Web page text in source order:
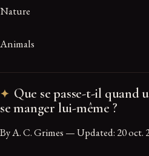
Nature
Animals
Que se passe-t-il quand
se manger lui-même ?
By A. C. Grimes — Updated: 20 oct.